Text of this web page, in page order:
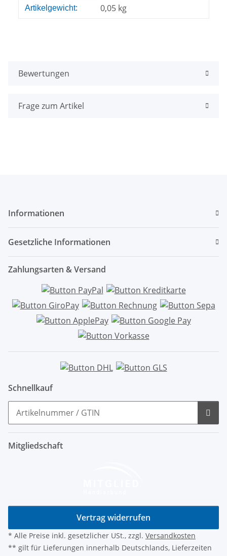
Produkteigenschaft
Wert
Artikelgewicht: 0,05 kg
Bewertungen
Frage zum Artikel
Informationen
Gesetzliche Informationen
Zahlungsarten & Versand
Schnellkauf
Mitgliedschaft
Vertrag widerrufen
* Alle Preise inkl. gesetzlicher USt., zzgl. Versandkosten
** gilt für Lieferungen innerhalb Deutschlands, Lieferzeiten